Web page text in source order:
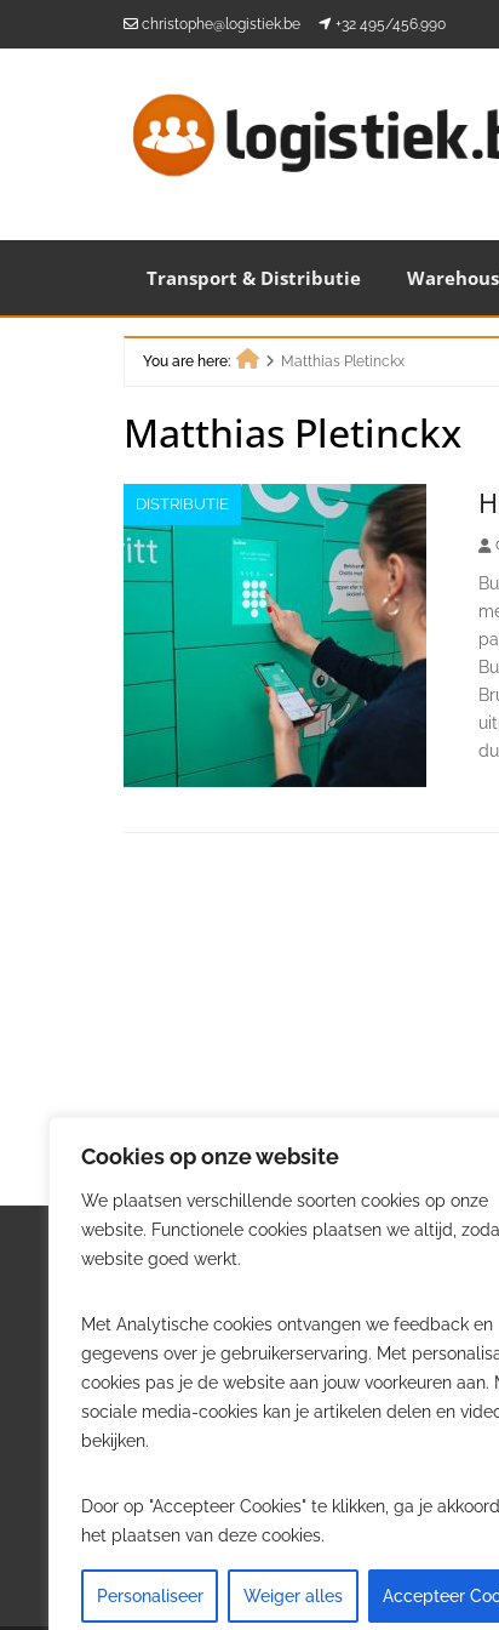
Cookies op onze website
We plaatsen verschillende soorten cookies op onze
website. Functionele cookies plaatsen we altijd,
website goed werkt.
Met Analytische cookies ontvangen we feedback en
gegevens over je gebruikerservaring. Met
cookies pas je de website aan jouw voorkeuren aan.
sociale media-cookies kan je artikelen delen en
bekijken.
Door op "Accepteer Cookies" te klikken, ga je
het plaatsen van deze cookies.
Personaliseer Weiger alles Accepteer
christophe@logistiek.be +32 495/456.990
Transport & Distributie
You are here:
Matthias Pletinckx
Matthias Pletinckx
DISTRIBUTIE
Logistiek.be
Logistiek.be brengt dagelijks nieuws,
trends en praktijkverhalen over
transport, warehousing, supply chain
en automatisering in België.
willen volgen.